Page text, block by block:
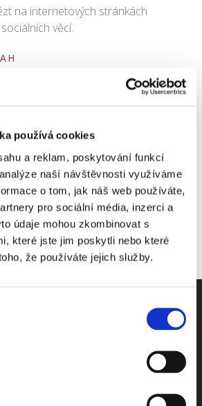
používá cookies
a reklam, poskytování funkcí
naší návštěvnosti využíváme
o tom, jak náš web používáte,
pro sociální média, inzerci a
údaje mohou zkombinovat s
které jste jim poskytli nebo které
že používáte jejich služby.
na internetových stránkách
věcí.
Your Platform!
Beck-online